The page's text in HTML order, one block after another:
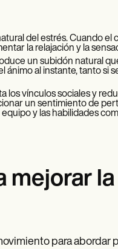
del estrés. Cuando el
la relajación y la
un subidón natural
al instante, tanto si
los vínculos sociales y
un sentimiento de
y las habilidades
mejorar
para abordar